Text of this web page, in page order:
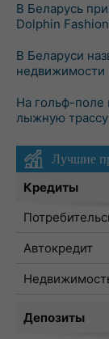
В Беларусь
Dolphin
В Беларуси
недвижимости
На гольф-поле
лыжную трассу
Лучшие
Кредиты
Автокредит
Депозиты